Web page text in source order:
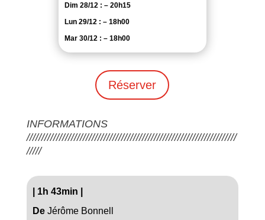
Dim 28/12 : – 20h15
Lun 29/12 : – 18h00
Mar 30/12 : – 18h00
Réserver
INFORMATIONS
///////////////////////////////////////////////////////////////////////
/////
1h 43min
DeJérôme Bonnell